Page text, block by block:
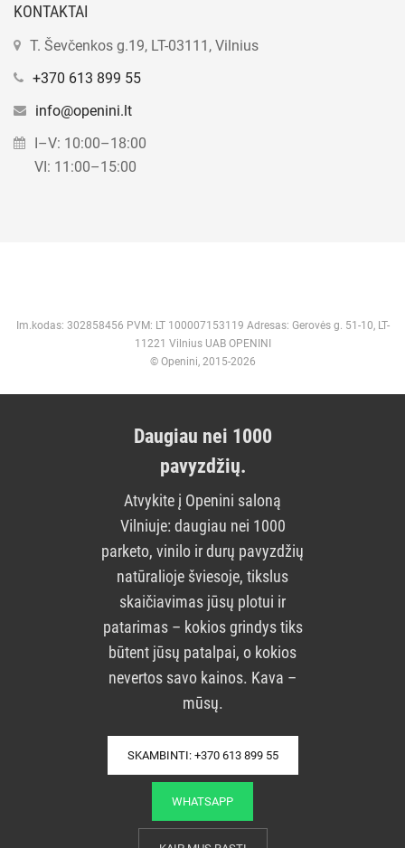
KONTAKTAI
T. Ševčenkos g.19, LT-03111, Vilnius
+370 613 899 55
info@openini.lt
I–V: 10:00–18:00
VI: 11:00–15:00
Im.kodas: 302858456 PVM: LT 100007153119 Adresas: Gerovės g. 51-10, LT-
11221 Vilnius UAB OPENINI
© Openini, 2015-2026
Daugiau nei 1000
pavyzdžių.
Atvykite į Openini saloną
Vilniuje: daugiau nei 1000
parketo, vinilo ir durų pavyzdžių
natūralioje šviesoje, tikslus
skaičiavimas jūsų plotui ir
patarimas – kokios grindys tiks
būtent jūsų patalpai, o kokios
nevertos savo kainos. Kava –
mūsų.
SKAMBINTI: +370 613 899 55
WHATSAPP